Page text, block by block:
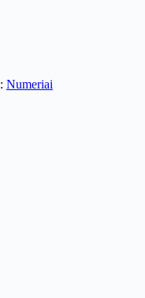
Numeriai